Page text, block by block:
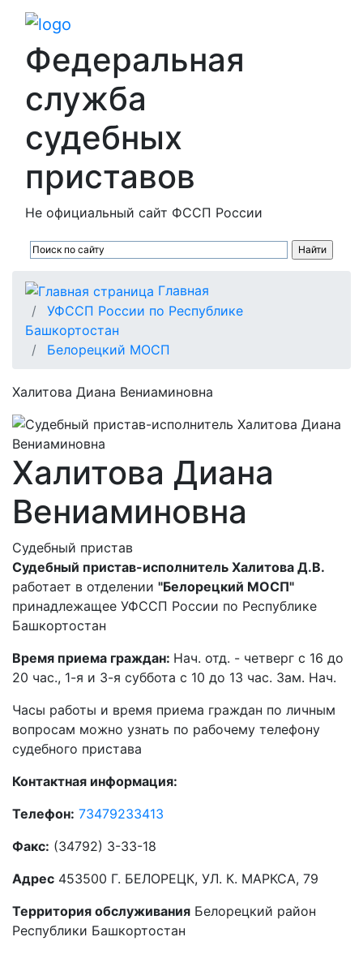
Федеральная
служба
судебных
приставов
Не официальный сайт ФССП России
Главная
УФССП России по Республике
Башкортостан
Белорецкий МОСП
Халитова Диана Вениаминовна
Халитова Диана
Вениаминовна
Судебный пристав
Судебный пристав-исполнитель Халитова Д.В.
работает в отделении "Белорецкий МОСП"
принадлежащее УФССП России по Республике
Башкортостан
Время приема граждан: Нач. отд. - четверг с 16 до
20 час., 1-я и 3-я суббота с 10 до 13 час. Зам. Нач.
Часы работы и время приема граждан по личным
вопросам можно узнать по рабочему телефону
судебного пристава
Контактная информация:
Телефон: 73479233413
Факс: (34792) 3-33-18
Адрес 453500 Г. БЕЛОРЕЦК, УЛ. К. МАРКСА, 79
Территория обслуживания Белорецкий район
Республики Башкортостан